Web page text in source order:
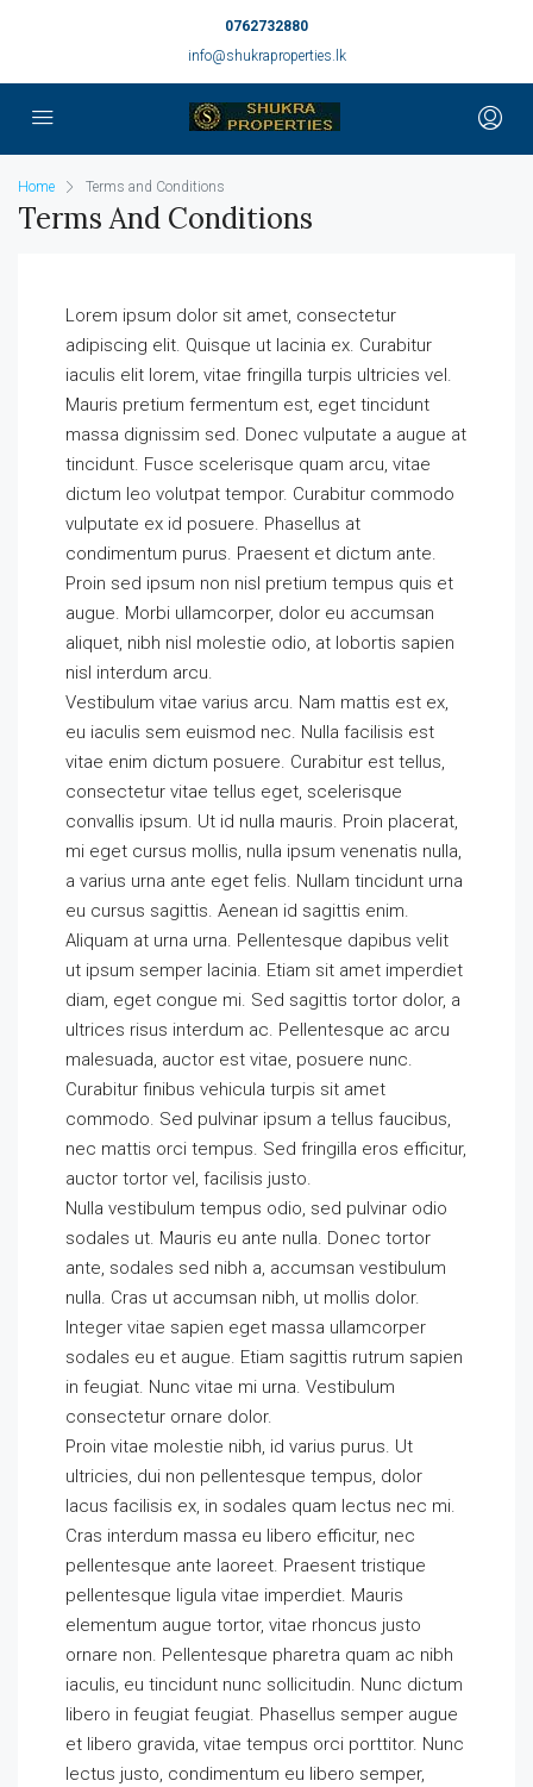
0762732880
info@shukraproperties.lk
Home Terms and Conditions
Terms And Conditions
Lorem ipsum dolor sit amet, consectetur
adipiscing elit. Quisque ut lacinia ex. Curabitur
iaculis elit lorem, vitae fringilla turpis ultricies vel.
Mauris pretium fermentum est, eget tincidunt
massa dignissim sed. Donec vulputate a augue at
tincidunt. Fusce scelerisque quam arcu, vitae
dictum leo volutpat tempor. Curabitur commodo
vulputate ex id posuere. Phasellus at
condimentum purus. Praesent et dictum ante.
Proin sed ipsum non nisl pretium tempus quis et
augue. Morbi ullamcorper, dolor eu accumsan
aliquet, nibh nisl molestie odio, at lobortis sapien
nisl interdum arcu.
Vestibulum vitae varius arcu. Nam mattis est ex,
eu iaculis sem euismod nec. Nulla facilisis est
vitae enim dictum posuere. Curabitur est tellus,
consectetur vitae tellus eget, scelerisque
convallis ipsum. Ut id nulla mauris. Proin placerat,
mi eget cursus mollis, nulla ipsum venenatis nulla,
a varius urna ante eget felis. Nullam tincidunt urna
eu cursus sagittis. Aenean id sagittis enim.
Aliquam at urna urna. Pellentesque dapibus velit
ut ipsum semper lacinia. Etiam sit amet imperdiet
diam, eget congue mi. Sed sagittis tortor dolor, a
ultrices risus interdum ac. Pellentesque ac arcu
malesuada, auctor est vitae, posuere nunc.
Curabitur finibus vehicula turpis sit amet
commodo. Sed pulvinar ipsum a tellus faucibus,
nec mattis orci tempus. Sed fringilla eros efficitur,
auctor tortor vel, facilisis justo.
Nulla vestibulum tempus odio, sed pulvinar odio
sodales ut. Mauris eu ante nulla. Donec tortor
ante, sodales sed nibh a, accumsan vestibulum
nulla. Cras ut accumsan nibh, ut mollis dolor.
Integer vitae sapien eget massa ullamcorper
sodales eu et augue. Etiam sagittis rutrum sapien
in feugiat. Nunc vitae mi urna. Vestibulum
consectetur ornare dolor.
Proin vitae molestie nibh, id varius purus. Ut
ultricies, dui non pellentesque tempus, dolor
lacus facilisis ex, in sodales quam lectus nec mi.
Cras interdum massa eu libero efficitur, nec
pellentesque ante laoreet. Praesent tristique
pellentesque ligula vitae imperdiet. Mauris
elementum augue tortor, vitae rhoncus justo
ornare non. Pellentesque pharetra quam ac nibh
iaculis, eu tincidunt nunc sollicitudin. Nunc dictum
libero in feugiat feugiat. Phasellus semper augue
et libero gravida, vitae tempus orci porttitor. Nunc
lectus justo, condimentum eu libero semper,